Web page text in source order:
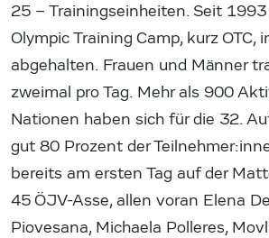
25 – Trainingseinheiten. Seit
Olympic Training Camp, kurz OTC,
abgehalten. Frauen und Männer
zweimal pro Tag. Mehr als 900
Nationen haben sich für die 32.
gut 80 Prozent der
bereits am ersten Tag auf der
45 ÖJV-Asse, allen voran Elena
Piovesana, Michaela Polleres,